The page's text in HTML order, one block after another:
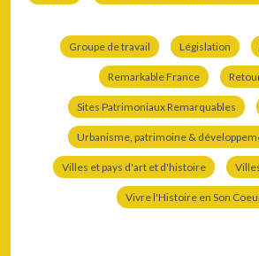
Groupe de travail Législation
Remarkable France
Sites Patrimoniaux Remarquables
Urbanisme, patrimoine &
Villes et pays d'art et d'histoire
Vivre l'Histoire en Son